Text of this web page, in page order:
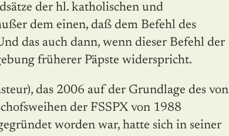
der hl. katholischen und
dem einen, daß dem Befehl des
das auch dann, wenn dieser Befehl der
früherer Päpste widerspricht.
das 2006 auf der Grundlage des von
der FSSPX von 1988
worden war, hatte sich in seiner